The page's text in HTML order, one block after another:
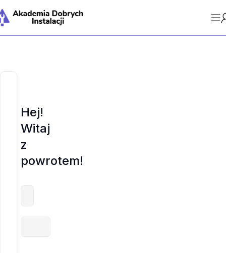
Hej!
Witaj
z
powrotem!